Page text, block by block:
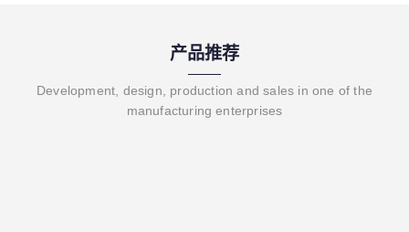
产品推荐
Development, design, production and sales in one of the
manufacturing enterprises